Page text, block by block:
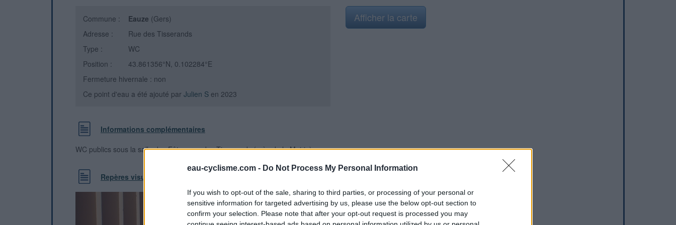
eau-cyclisme.com - Do Not Process My Personal Information
If you wish to opt-out of the sale, sharing to third parties, or processing of your personal or
sensitive information for targeted advertising by us, please use the below opt-out section to
confirm your selection. Please note that after your opt-out request is processed you may
Commune : Eauze (Gers)
Adresse :
Rue des Tisserands
Type :
WC
Position :
43.861356°N, 0.102284°E
Fermeture hivernale : non
Ce point d'eau a été ajouté par Julien S en 2023
Informations complémentaires
WC publics sous la salle des Fêtes, rue des Tisserands (près de la Mairie)
Repères visuels
Afficher la carte